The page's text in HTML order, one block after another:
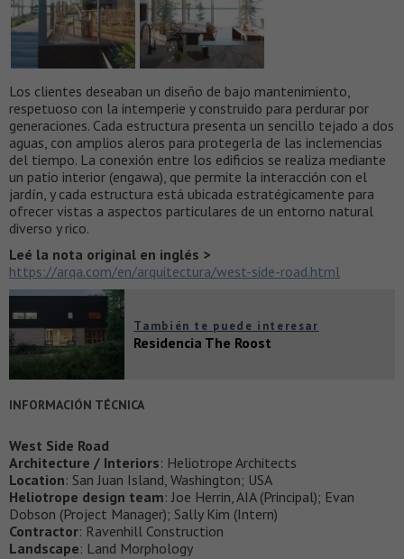
Los clientes deseaban un diseño de bajo mantenimiento,
respetuoso con la intemperie y construido para perdurar por
generaciones. Cada estructura presenta un sencillo tejado a dos
aguas, con amplios aleros para protegerla de las inclemencias
del tiempo. La conexión entre los edificios se realiza mediante
un patio interior (engawa), que permite la interacción con el
jardín, y cada estructura está ubicada estratégicamente para
ofrecer vistas a aspectos particulares de un entorno natural
diverso y rico.
Leé la nota original en inglés >
https://arqa.com/en/arquitectura/west-side-road.html
También te puede interesar
Residencia The Roost
INFORMACIÓN TÉCNICA
West Side Road
Architecture / Interiors: Heliotrope Architects
Location: San Juan Island, Washington; USA
Heliotrope design team: Joe Herrin, AIA (Principal); Evan
Dobson (Project Manager); Sally Kim (Intern)
Contractor: Ravenhill Construction
Landscape: Land Morphology